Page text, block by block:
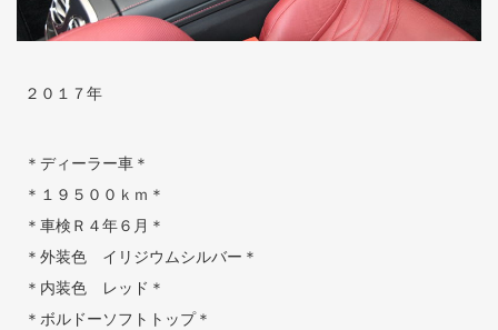
２０１７年
＊ディーラー車＊
＊１９５００ｋｍ＊
＊車検Ｒ４年６月＊
＊外装色 イリジウムシルバー＊
＊内装色 レッド＊
＊ボルドーソフトトップ＊